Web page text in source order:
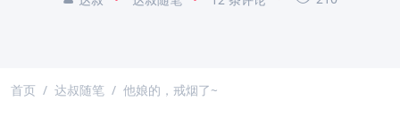
首页 达叔随笔 他娘的，戒烟了~